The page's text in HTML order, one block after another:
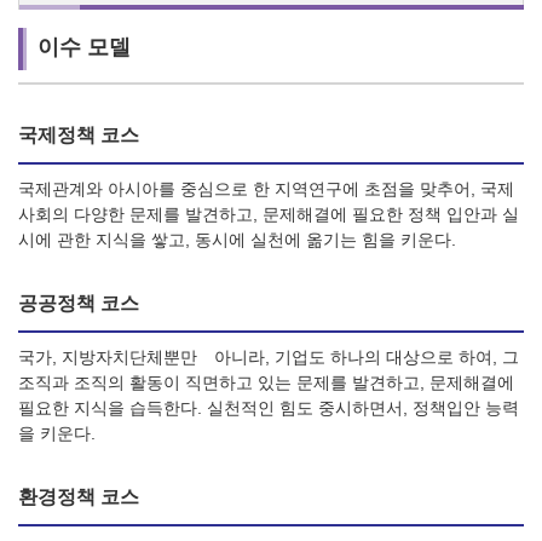
이수 모델
국제정책 코스
국제관계와 아시아를 중심으로 한 지역연구에 초점을 맞추어, 국제
사회의 다양한 문제를 발견하고, 문제해결에 필요한 정책 입안과 실
시에 관한 지식을 쌓고, 동시에 실천에 옮기는 힘을 키운다.
공공정책 코스
국가, 지방자치단체뿐만 아니라, 기업도 하나의 대상으로 하여, 그
조직과 조직의 활동이 직면하고 있는 문제를 발견하고, 문제해결에
필요한 지식을 습득한다. 실천적인 힘도 중시하면서, 정책입안 능력
을 키운다.
환경정책 코스